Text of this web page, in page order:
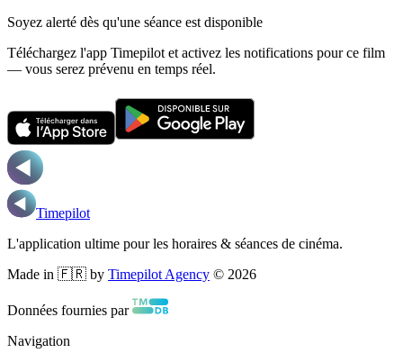
Soyez alerté dès qu'une séance est disponible
Téléchargez l'app Timepilot et activez les notifications pour ce film
— vous serez prévenu en temps réel.
Timepilot
L'application ultime pour les horaires & séances de cinéma.
Made in 🇫🇷 by Timepilot Agency © 2026
Données fournies par
Navigation